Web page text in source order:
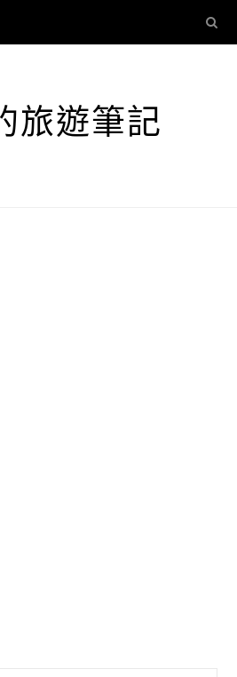
旅遊筆記